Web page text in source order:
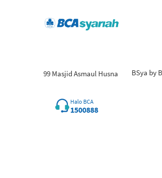
99 Masjid Asmaul Husna BSya by
Halo BCA
1500888